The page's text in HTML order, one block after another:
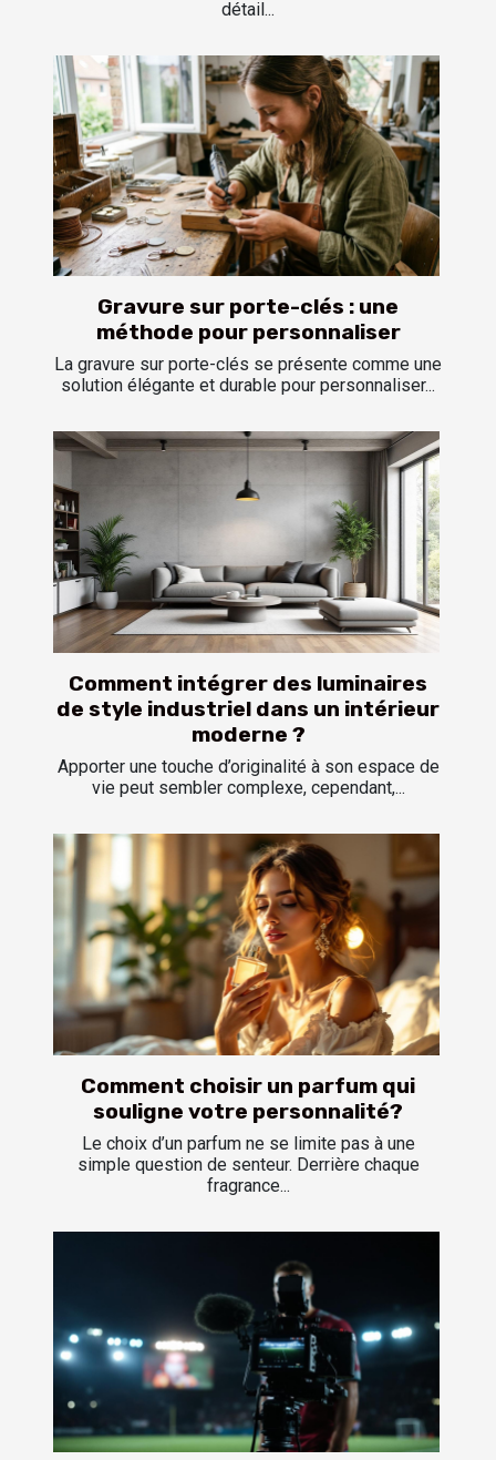
détail...
Gravure sur porte-clés : une
méthode pour personnaliser
La gravure sur porte-clés se présente comme une
solution élégante et durable pour personnaliser...
Comment intégrer des luminaires
de style industriel dans un intérieur
moderne ?
Apporter une touche d’originalité à son espace de
vie peut sembler complexe, cependant,...
Comment choisir un parfum qui
souligne votre personnalité?
Le choix d’un parfum ne se limite pas à une
simple question de senteur. Derrière chaque
fragrance...